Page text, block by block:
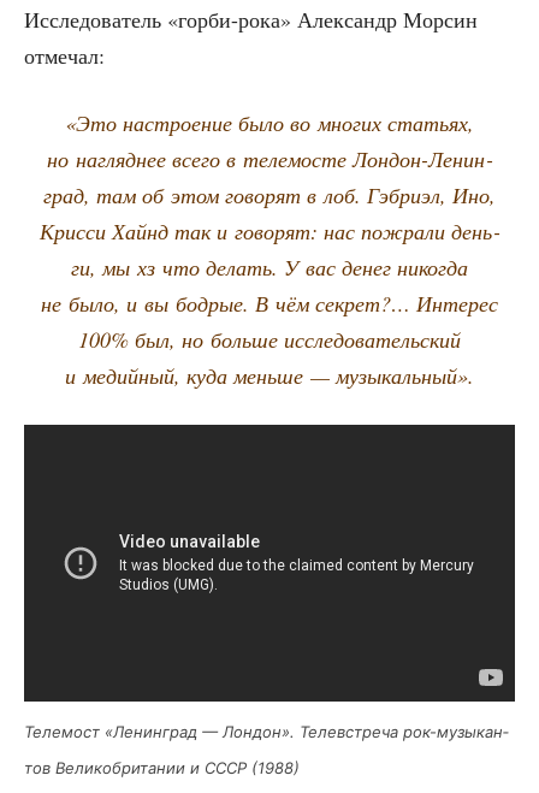
Иссле­до­ва­тель «гор­би-рока» Алек­сандр Мор­син
отмечал:
«Это настро­е­ние было во мно­гих ста­тьях,
но нагляд­нее все­го в теле­мо­сте Лон­дон-Ленин­
град, там об этом гово­рят в лоб. Гэбри­эл, Ино,
Крис­си Хайнд так и гово­рят: нас пожра­ли день­
ги, мы хз что делать. У вас денег нико­гда
не было, и вы бод­рые. В чём сек­рет?… Инте­рес
100% был, но боль­ше иссле­до­ва­тель­ский
и медий­ный, куда мень­ше — музыкальный».
Теле­мост «Ленин­град — Лон­дон». Телев­стре­ча рок-музы­кан­
тов Вели­ко­бри­та­нии и СССР (1988)